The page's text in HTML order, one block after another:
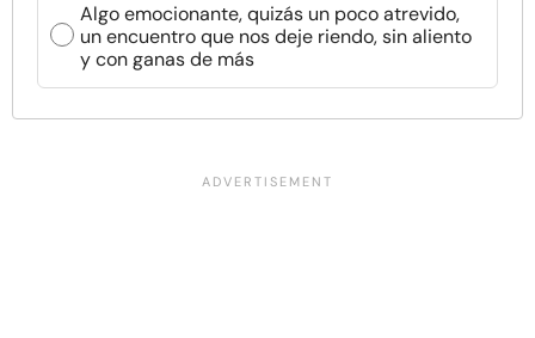
Algo emocionante, quizás un poco atrevido,
un encuentro que nos deje riendo, sin aliento
y con ganas de más